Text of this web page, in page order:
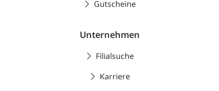
Gutscheine
Unternehmen
Filialsuche
Karriere